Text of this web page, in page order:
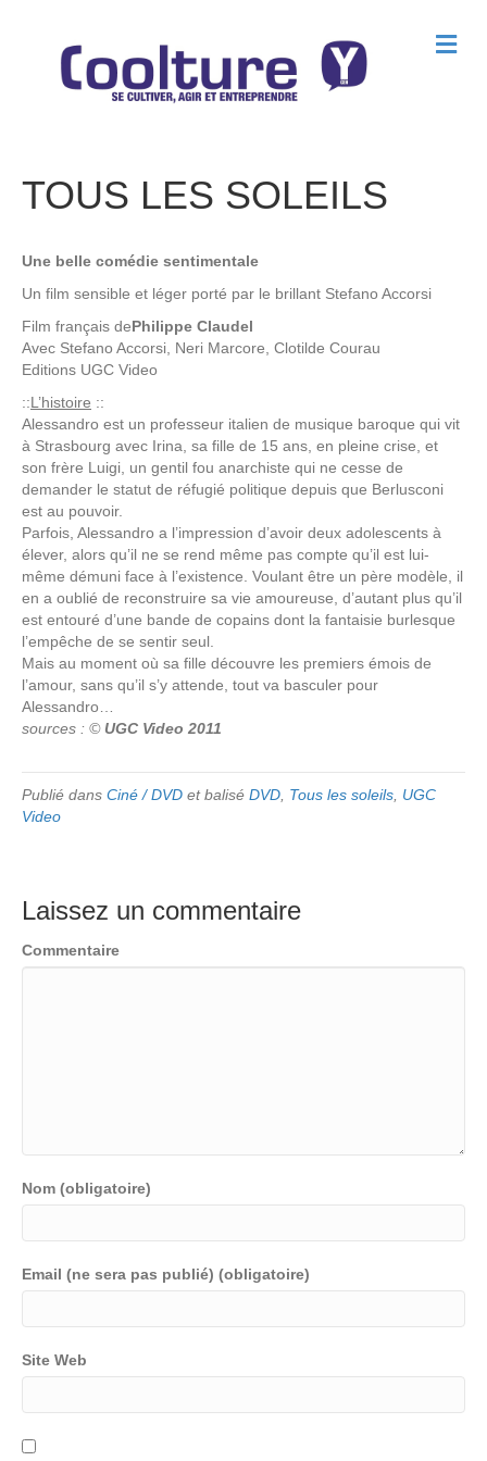
M
e
TOUS LES SOLEILS
Une belle comédie sentimentale
Un film sensible et léger porté par le brillant Stefano Accorsi
Film français dePhilippe Claudel
Avec Stefano Accorsi, Neri Marcore, Clotilde Courau
Editions UGC Video
::L’histoire ::
Alessandro est un professeur italien de musique baroque qui vit
à Strasbourg avec Irina, sa fille de 15 ans, en pleine crise, et
son frère Luigi, un gentil fou anarchiste qui ne cesse de
demander le statut de réfugié politique depuis que Berlusconi
est au pouvoir.
Parfois, Alessandro a l’impression d’avoir deux adolescents à
élever, alors qu’il ne se rend même pas compte qu’il est lui-
même démuni face à l’existence. Voulant être un père modèle, il
en a oublié de reconstruire sa vie amoureuse, d’autant plus qu’il
est entouré d’une bande de copains dont la fantaisie burlesque
l’empêche de se sentir seul.
Mais au moment où sa fille découvre les premiers émois de
l’amour, sans qu’il s’y attende, tout va basculer pour
Alessandro…
sources : © UGC Video 2011
Publié dans Ciné / DVD et balisé DVD Tous les soleils UGC
Video
Laissez un commentaire
Commentaire
Nom (obligatoire)
Email (ne sera pas publié) (obligatoire)
Site Web